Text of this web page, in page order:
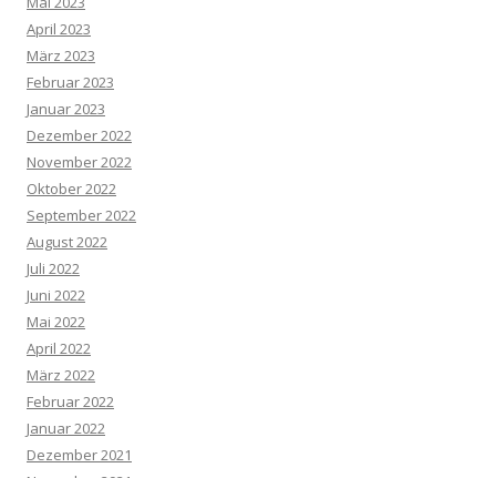
April 2023
März 2023
Februar 2023
Januar 2023
Dezember 2022
November 2022
Oktober 2022
September 2022
August 2022
Juli 2022
Juni 2022
Mai 2022
April 2022
März 2022
Februar 2022
Januar 2022
Dezember 2021